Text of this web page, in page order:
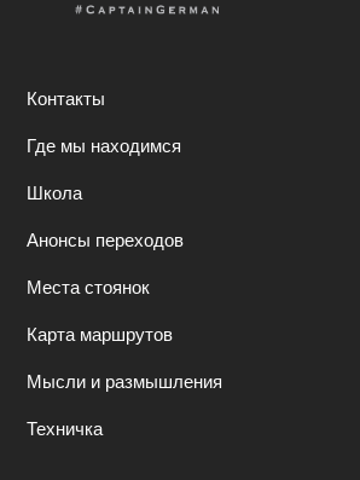
Контакты
Где мы находимся
Школа
Анонсы переходов
Места стоянок
Карта маршрутов
Мысли и размышления
Техничка